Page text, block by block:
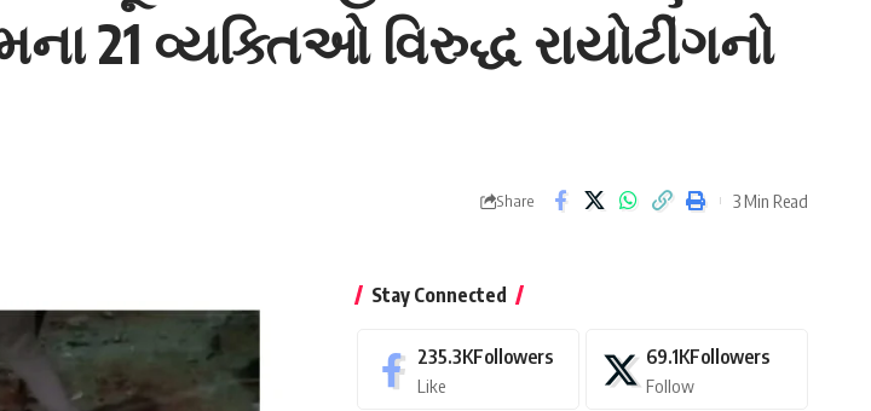
21 વ્યક્તિઓ વિરુદ્ધ રાયોટીંગનો
Share 3 Min Read
Stay Connected
235.3KFollowers
Like
69.1KFollowers
Follow